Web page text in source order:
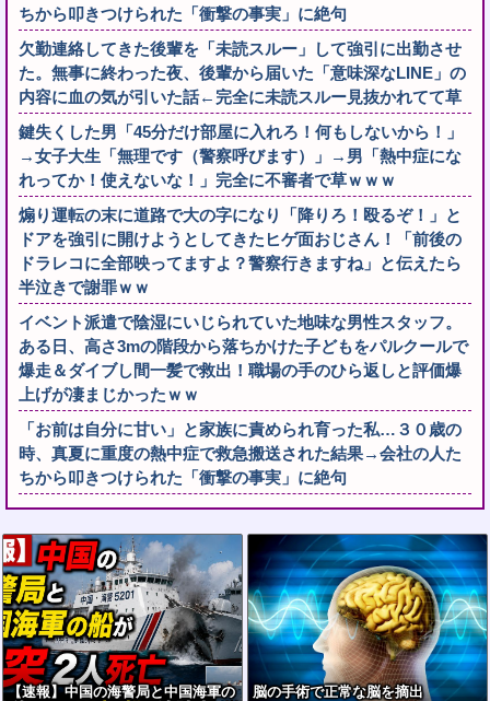
ちから叩きつけられた「衝撃の事実」に絶句
欠勤連絡してきた後輩を「未読スルー」して強引に出勤させ
た。無事に終わった夜、後輩から届いた「意味深なLINE」の
内容に血の気が引いた話←完全に未読スルー見抜かれてて草
鍵失くした男「45分だけ部屋に入れろ！何もしないから！」
→女子大生「無理です（警察呼びます）」→男「熱中症にな
れってか！使えないな！」完全に不審者で草ｗｗｗ
煽り運転の末に道路で大の字になり「降りろ！殴るぞ！」と
ドアを強引に開けようとしてきたヒゲ面おじさん！「前後の
ドラレコに全部映ってますよ？警察行きますね」と伝えたら
半泣きで謝罪ｗｗ
イベント派遣で陰湿にいじられていた地味な男性スタッフ。
ある日、高さ3mの階段から落ちかけた子どもをパルクールで
爆走＆ダイブし間一髪で救出！職場の手のひら返しと評価爆
上げが凄まじかったｗｗ
「お前は自分に甘い」と家族に責められ育った私…３０歳の
時、真夏に重度の熱中症で救急搬送された結果→会社の人た
ちから叩きつけられた「衝撃の事実」に絶句
【速報】中国の海警局と中国海軍の
脳の手術で正常な脳を摘出